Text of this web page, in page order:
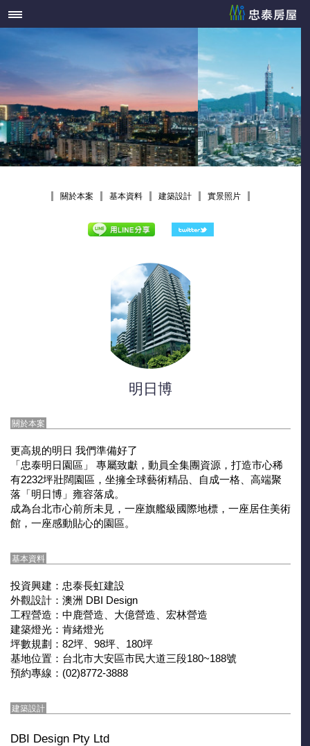
關於本案 基本資料 建築設計 實景照片
明日博
關於本案
更高規的明日 我們準備好了
「忠泰明日園區」 專屬致獻，動員全集團資源，打造市心稀
有2232坪壯闊園區，坐擁全球藝術精品、自成一格、高端聚
落「明日博」雍容落成。
成為台北市心前所未見，一座旗艦級國際地標，一座居住美術
館，一座感動貼心的園區。
基本資料
投資興建：忠泰長虹建設
外觀設計：澳洲 DBI Design
工程營造：中鹿營造、大億營造、宏林營造
建築燈光：肯緒燈光
坪數規劃：82坪、98坪、180坪
基地位置：台北市大安區市民大道三段180~188號
預約專線：(02)8772-3888
建築設計
DBI Design Pty Ltd